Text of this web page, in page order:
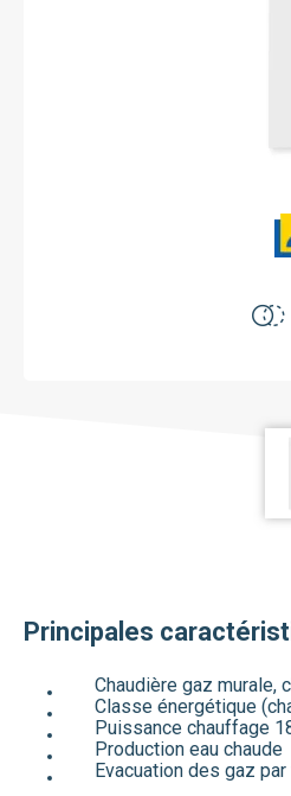
Pourquoi faire
Principales
Chaudière gaz murale,
Classe énergétique
Puissance chauffage
Production eau chaude
Evacuation des gaz